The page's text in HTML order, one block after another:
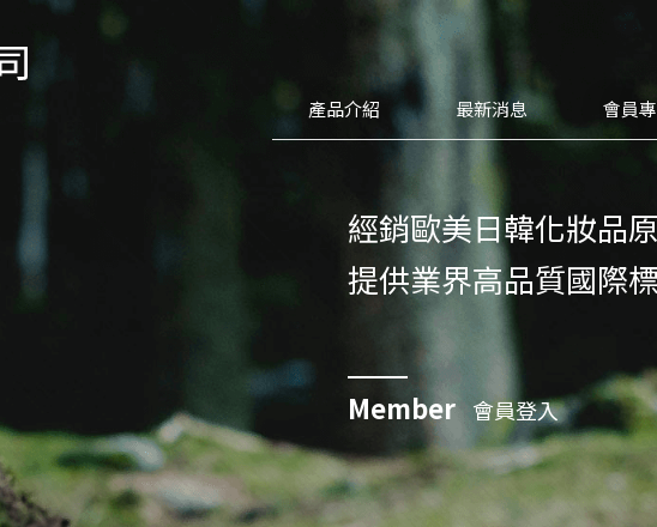
產品介紹 最新消息 會員
經銷歐美日韓化妝品
提供業界高品質國際
Member 會員登入